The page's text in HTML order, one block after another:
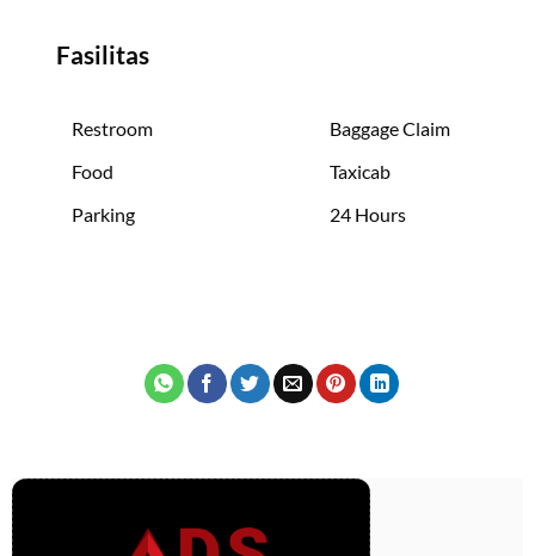
Fasilitas
Restroom
Baggage Claim
Food
Taxicab
Parking
24 Hours